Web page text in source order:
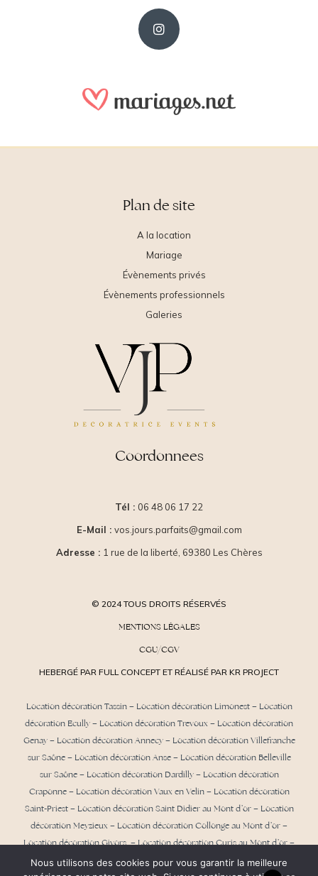
Plan de site
A la location
Mariage
Évènements privés
Évènements professionnels
Galeries
Coordonnees
Tél : 06 48 06 17 22
E-Mail : vos.jours.parfaits@gmail.com
Adresse : 1 rue de la liberté, 69380 Les Chères
© 2024 TOUS DROITS RÉSERVÉS
MENTIONS LÉGALES
CGU/CGV
HEBERGÉ PAR FULL CONCEPT ET RÉALISÉ PAR KR PROJECT
Location décoration Tassin– Location décoration Limonest– Location
décoration Ecully– Location décoration Trevoux– Location décoration
Genay– Location décoration Annecy– Location décoration Villefranche
sur Saône– Location décoration Anse– Location décoration Belleville
sur Saône – Location décoration Dardilly – Location décoration
Craponne– Location décoration Vaux en Velin – Location décoration
Saint-Priest – Location décoration Saint Didier au Mont d’or– Location
décoration Meyzieux – Location décoration Collonge au Mont d’or–
Location décoration Givors – Location décoration Curis au Mont d’or –
Location décoration Albigny sur Saône –Location décoration Aix les
Nous utilisons des cookies pour vous garantir la meilleure